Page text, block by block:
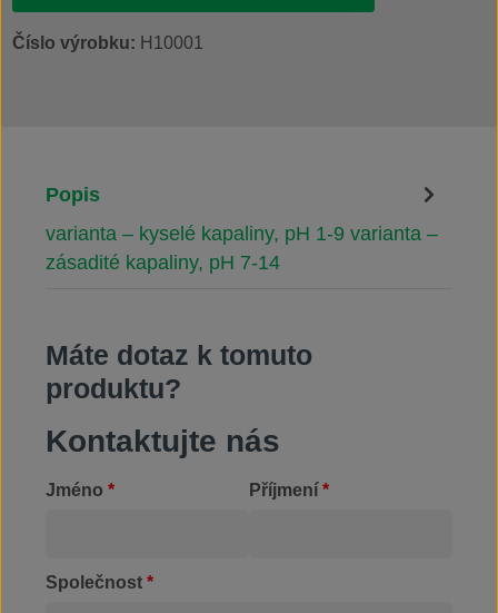
Číslo výrobku: H10001
Popis
varianta – kyselé kapaliny, pH 1-9 varianta –
zásadité kapaliny, pH 7-14
Máte dotaz k tomuto
produktu?
Kontaktujte nás
Jméno * Příjmení *
Společnost *